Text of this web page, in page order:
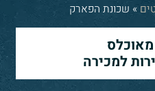
» שכונת הפארק
למכירה